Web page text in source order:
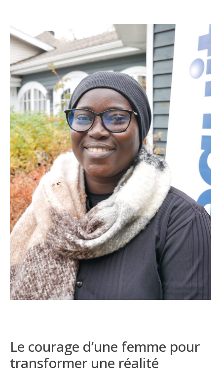
Le courage d’une femme pour
transformer une réalité